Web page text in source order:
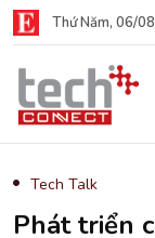
Thứ Năm, 06/
Tech Talk
Phát triển